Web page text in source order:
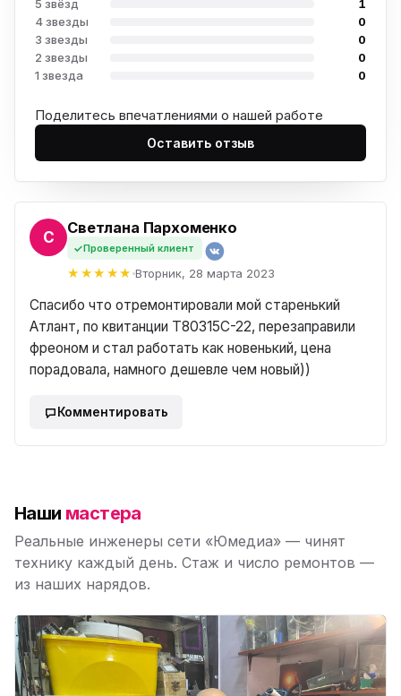
5 звёзд
1
4 звезды
0
3 звезды
0
2 звезды
0
1 звезда
0
Поделитесь впечатлениями о нашей работе
Оставить отзыв
Светлана Пархоменко
Проверенный клиент
Вторник, 28 марта 2023
Спасибо что отремонтировали мой старенький
Атлант, по квитанции T80315C-22, перезаправили
фреоном и стал работать как новенький, цена
порадовала, намного дешевле чем новый))
Комментировать
Наши мастера
Реальные инженеры сети «Юмедиа» — чинят
технику каждый день. Стаж и число ремонтов —
из наших нарядов.